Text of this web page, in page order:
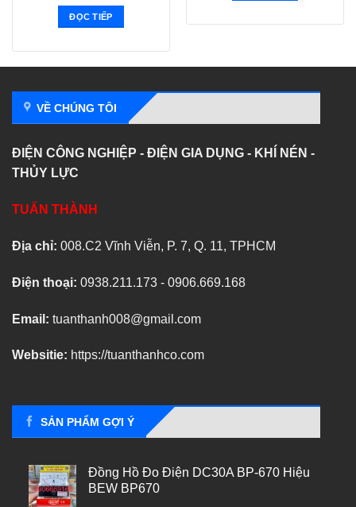
ĐỌC TIẾP
VỀ CHÚNG TÔI
ĐIỆN CÔNG NGHIỆP - ĐIỆN GIA DỤNG - KHÍ NÉN -
THỦY LỰC
TUẤN THÀNH
Địa chỉ: 008.C2 Vĩnh Viễn, P. 7, Q. 11, TPHCM
Điện thoại: 0938.211.173 - 0906.669.168
Email: tuanthanh008@gmail.com
Websitie: https://tuanthanhco.com
SẢN PHẨM GỢI Ý
Đồng Hồ Đo Điện DC30A BP-670 Hiệu
BEW BP670